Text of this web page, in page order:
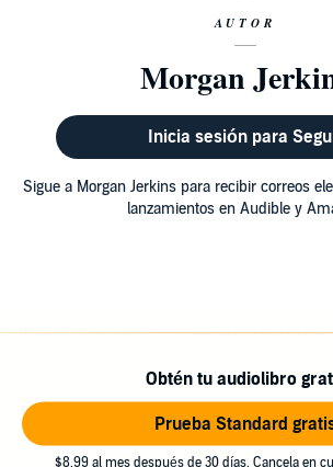
AUTOR
Morgan
Inicia sesión para
Sigue a Morgan Jerkins para recibir correos
lanzamientos en Audible y
Obtén tu audiolibro
Prueba Standard
$8.99 al mes después de 30 días. Cancela en